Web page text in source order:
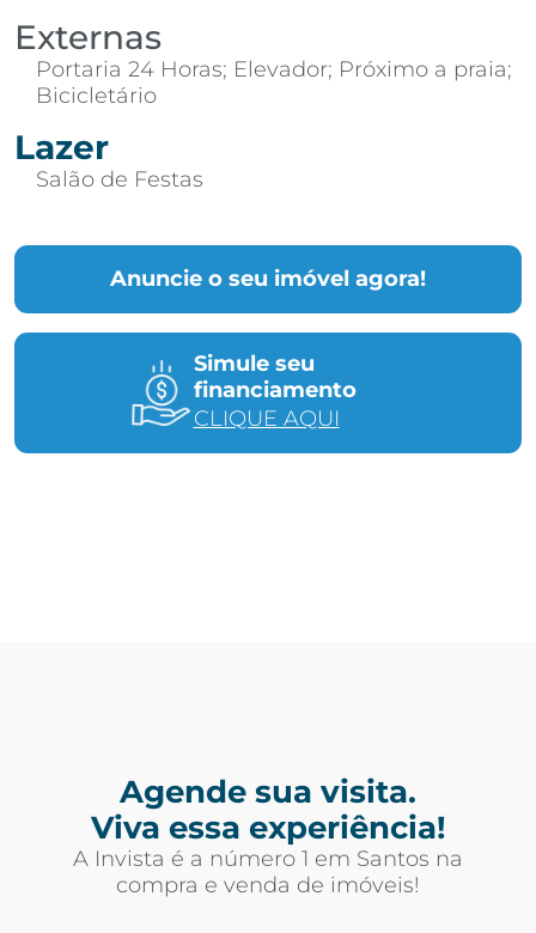
Anuncie o seu imóvel agora!
Simule seu
financiamento
CLIQUE AQUI
Externas
Portaria 24 Horas; Elevador; Próximo a praia;
Bicicletário
Lazer
Salão de Festas
Agende sua visita.
Viva essa experiência!
A Invista é a número 1 em Santos na
compra e venda de imóveis!